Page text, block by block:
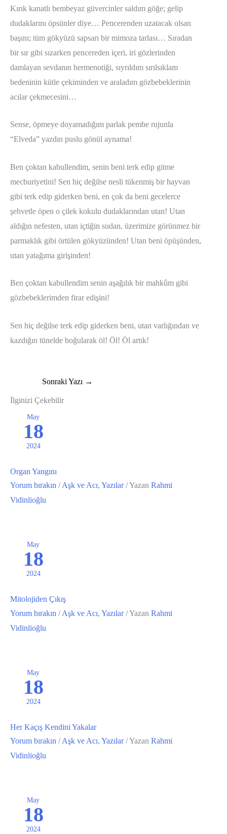
Kırık kanatlı bembeyaz güvercinler saldım göğe; gelip
dudaklarını öpsünler diye… Pencerenden uzatacak olsan
başını; tüm gökyüzü sapsarı bir mimoza tarlası… Sıradan
bir sır gibi sızarken pencereden içeri, iri gözlerinden
damlayan sevdanın hermenotiği, sıyrıldım sırılsıklam
bedeninin kütle çekiminden ve araladım gözbebeklerinin
acılar çekmecesini…
Sense, öpmeye doyamadığım parlak pembe rujunla
“Elveda” yazdın puslu gönül aynama!
Ben çoktan kabullendim, senin beni terk edip gitme
mecburiyetini! Sen hiç değilse nesli tükenmiş bir hayvan
gibi terk edip giderken beni, en çok da beni gecelerce
şehvetle öpen o çilek kokulu dudaklarından utan! Utan
aldığın nefesten, utan içtiğin sudan, üzerimize görünmez bir
parmaklık gibi örtülen gökyüzünden! Utan beni öpüşünden,
utan yatağıma girişinden!
Ben çoktan kabullendim senin aşağılık bir mahkûm gibi
gözbebeklerimden firar edişini!
Sen hiç değilse terk edip giderken beni, utan varlığından ve
kazdığın tünelde boğularak öl! Öl! Öl artık!
Sonraki Yazı →
İlginizi Çekebilir
May
18
2024
Organ Yangını
Yorum bırakın /Aşk ve Acı, Yazılar/ Yazan Rahmi
Vidinlioğlu
May
18
2024
Mitolojiden Çıkış
Yorum bırakın /Aşk ve Acı, Yazılar/ Yazan Rahmi
Vidinlioğlu
May
18
2024
Her Kaçış Kendini Yakalar
Yorum bırakın /Aşk ve Acı, Yazılar/ Yazan Rahmi
Vidinlioğlu
May
18
2024